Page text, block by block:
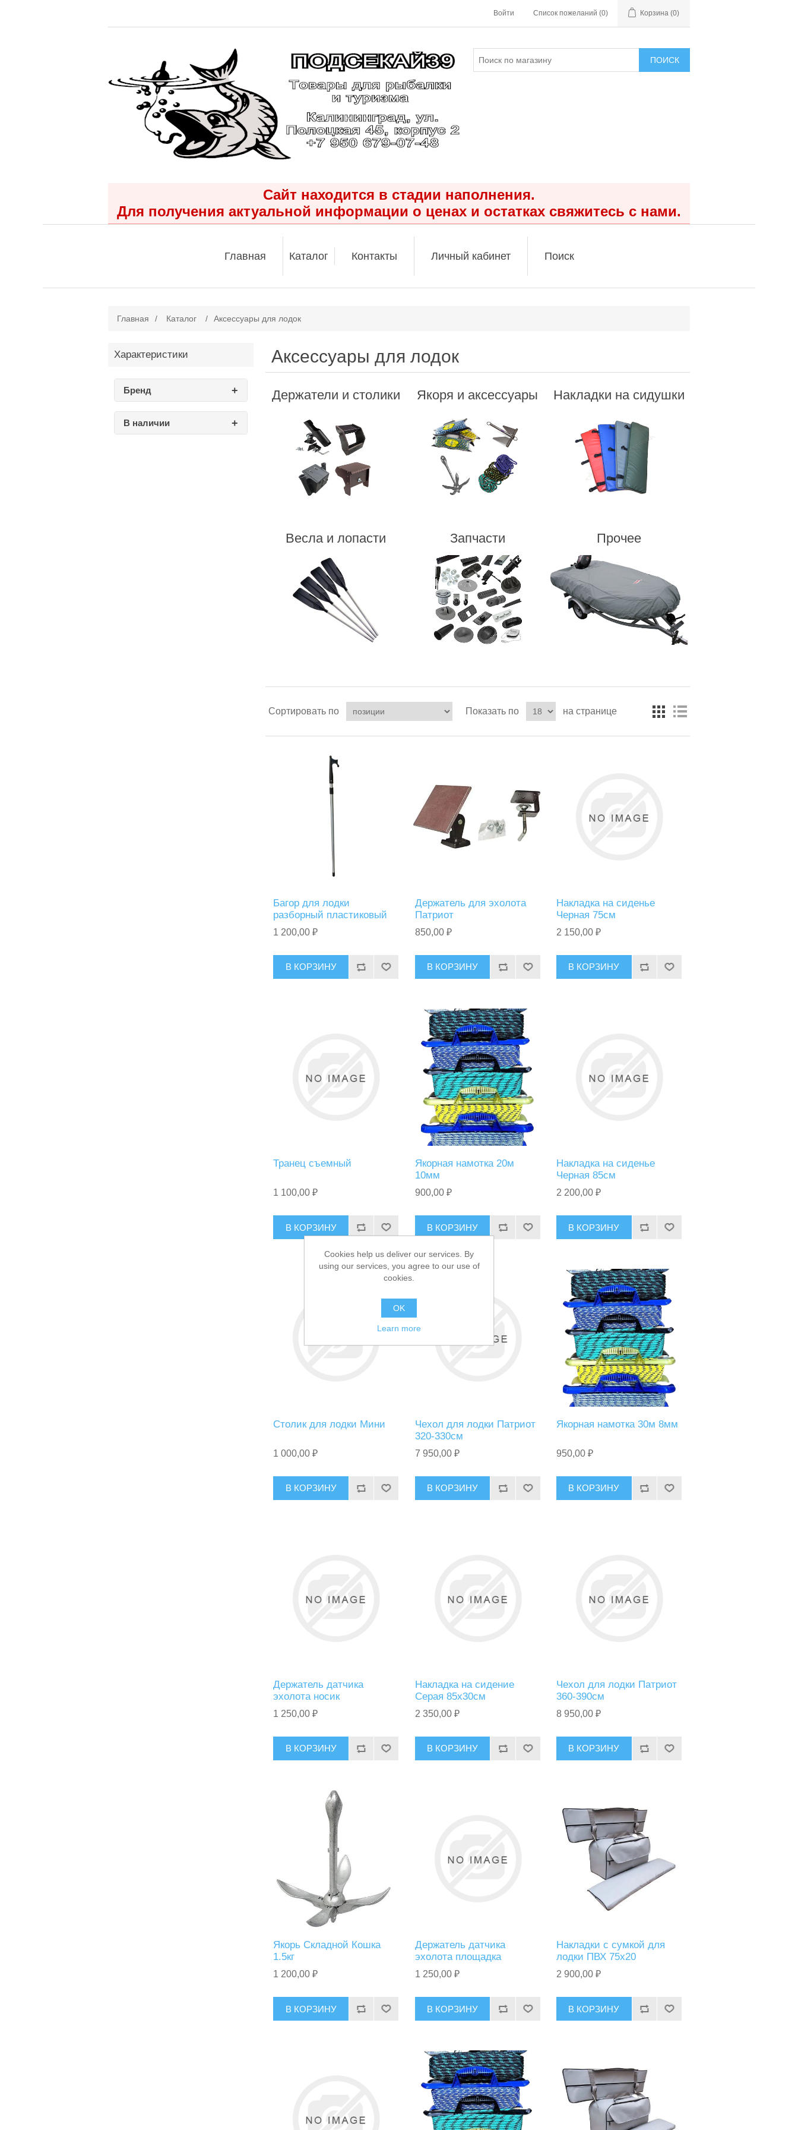
Войти Список пожеланий (0) Корзина (0)
ПОИСК
Сайт находится в стадии наполнения.
Для получения актуальной информации о ценах и остатках свяжитесь с нами.
Главная Каталог Контакты Личный кабинет Поиск
Главная / Каталог / Аксессуары для лодок
Характеристики
Бренд
В наличии
Аксессуары для лодок
Держатели и столики Якоря и аксессуары Накладки на сидушки
Весла и лопасти Запчасти Прочее
Сортировать по Показать по на странице
Багор для лодки
разборный пластиковый
1 200,00 ₽
В КОРЗИНУ
Держатель для эхолота
Патриот
850,00 ₽
В КОРЗИНУ
Накладка на сиденье
Черная 75см
2 150,00 ₽
В КОРЗИНУ
Транец съемный
1 100,00 ₽
В КОРЗИНУ
Якорная намотка 20м
10мм
900,00 ₽
В КОРЗИНУ
Накладка на сиденье
Черная 85см
2 200,00 ₽
В КОРЗИНУ
Столик для лодки Мини
1 000,00 ₽
В КОРЗИНУ
Чехол для лодки Патриот
320-330см
7 950,00 ₽
В КОРЗИНУ
Якорная намотка 30м 8мм
950,00 ₽
В КОРЗИНУ
Держатель датчика
эхолота носик
1 250,00 ₽
В КОРЗИНУ
Накладка на сидение
Серая 85х30см
2 350,00 ₽
В КОРЗИНУ
Чехол для лодки Патриот
360-390см
8 950,00 ₽
В КОРЗИНУ
Якорь Складной Кошка
1.5кг
1 200,00 ₽
В КОРЗИНУ
Держатель датчика
эхолота площадка
1 250,00 ₽
В КОРЗИНУ
Накладки с сумкой для
лодки ПВХ 75х20
2 900,00 ₽
В КОРЗИНУ
Cookies help us deliver our services. By
using our services, you agree to our use of
cookies.
OK
Learn more